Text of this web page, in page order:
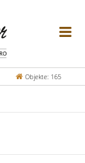
Objekte: 165